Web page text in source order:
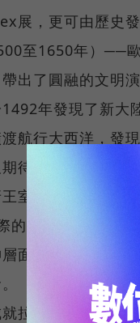
展，更可由歷史
至1650年）──
出了圓融的文明
年發現了新大
航行大西洋，發
待之火，人類發
室的支持下，完
的行動證明地球
面昇華的文藝復
拉起了當時面臨